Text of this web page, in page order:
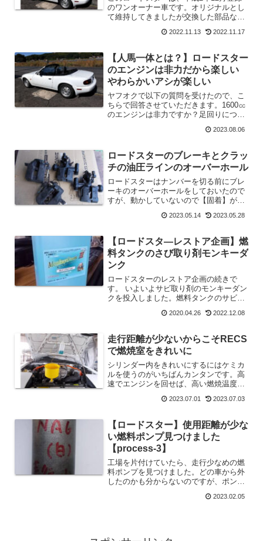
のワンオーナー車です。オリジナルとし
て維持してきましたが交換した部品など
【車高】と【デフ】【ドアスピーカー】
あります。それは【発泡...
2022.11.13 2022.11.17
【人馬一体とは？】ロードスター
のエンジンは非力だから楽しい
やわらかいアシが楽しい
ヤフオクで以下の質問を受けたので、こ
ちらで回答させていただきます。1600㏄
のエンジンは非力ですか？足回りについ
ちばん喜ぶ話題なんじゃないかと思いま
話題なので、Blog...
2023.08.06
ロードスターのブレーキとクラッ
チの油圧ラインのオーバーホール
ロードスターはナンバーを切る前にブレ
ーキのオーバーホールをしておいたので
すが、動かしていないので【固着】が心
動かすのであればオーバーホールして確
ラインも心配なのでクラッ...
2023.05.14 2023.05.28
【ロードスタ―レストア企画】燃
料タンクのさび取り剤モンキーダ
ンク
ロードスターのレストア企画の続きで
す。 いよいよサビ取り剤のモンキーダン
クを投入しました。燃料タンクのサビ取
での作業記事です。 サビ取り剤を使うと
2020.04.26 2022.12.08
走行距離が少ないからこそRECS
で燃焼室をきれいに
シリンダー内をきれいにするにはケミカ
ルを使うのがいちばんカンタンです。高
速でエンジンを回せば、高い燃焼温度で
街乗りメインの車だとカーボンがたまっ
した方がエンジン内部はき...
2023.07.01 2023.07.03
【ロードスター】使用距離が少な
い燃料ポンプ見つけました
【process-3】
工場を片付けていたら、走行少なめの燃
料ポンプを見つけました。どの車から外
したのかも分からないのですが、ポンプ
のは間違いないです。中古部品は外して
2023.02.05